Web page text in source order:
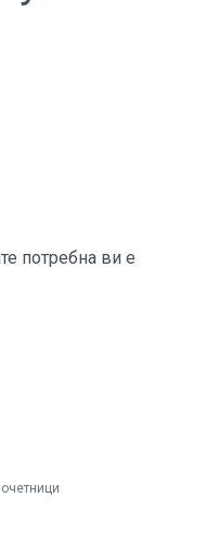
потребна ви е